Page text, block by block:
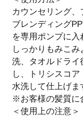
カウンセリング
ブレンディング
を専用ポンプに入
しっかりもみこ
洗、タオルドラ
し、トリシスコア
水洗して仕上げま
※お客様の髪質に
＜使用上の注意＞